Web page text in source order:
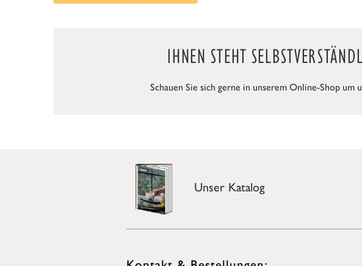
IHNEN STEHT
Schauen Sie sich gerne in unserem Online-Shop
Unser Katalog